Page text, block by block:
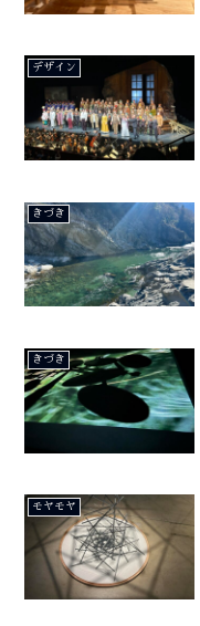
デザイン
きづき
きづき
モヤモヤ